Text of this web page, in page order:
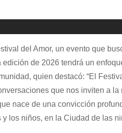
del Amor, un evento que
de 2026 tendrá un
quien destacó: “El
que nos inviten a
nace de una convicción
los niños, en la Ciudad de las